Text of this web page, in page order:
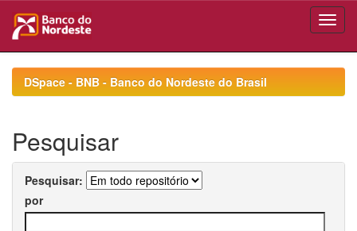
navigationDSpace - BNB - Banco do Nordeste do Brasil
Pesquisar
Pesquisar:
por